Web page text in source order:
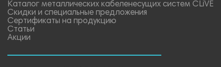
Каталог металлических кабеленесущих систем CLiVE
Скидки и специальные предложения
Сертификаты на продукцию
Статьи
Акции